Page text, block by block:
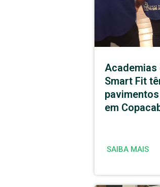
Academias
Smart Fit
em
SAIBA MAIS